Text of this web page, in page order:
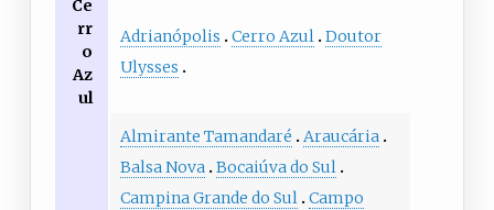
Ce
rr
o
Az
ul
Adrianópolis Cerro Azul Doutor
Ulysses
Almirante Tamandaré
Araucária
Balsa Nova Bocaiúva do Sul
Campina Grande do Sul Campo